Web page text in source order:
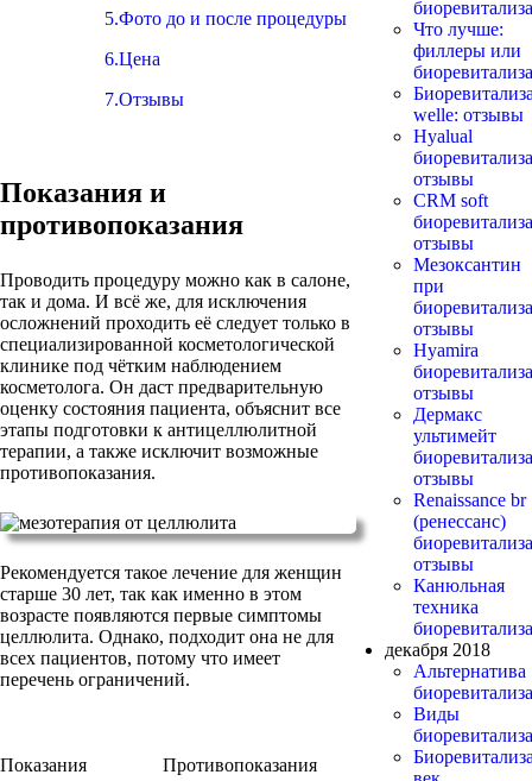
5.Фото до и после процедуры
6.Цена
7.Отзывы
Показания и
противопоказания
Проводить процедуру можно как в салоне,
так и дома. И всё же, для исключения
осложнений проходить её следует только в
специализированной косметологической
клинике под чётким наблюдением
косметолога. Он даст предварительную
оценку состояния пациента, объяснит все
этапы подготовки к антицеллюлитной
терапии, а также исключит возможные
противопоказания.
Рекомендуется такое лечение для женщин
старше 30 лет, так как именно в этом
возрасте появляются первые симптомы
целлюлита. Однако, подходит она не для
всех пациентов, потому что имеет
перечень ограничений.
Показания Противопоказания
Что лучше:
филлеры или
welle: отзывы
Нyalual
отзывы
СRM soft
отзывы
Мезоксантин
при
отзывы
Hyamira
отзывы
Дермакс
ультимейт
отзывы
Renaissance br
(ренессанс)
отзывы
Канюльная
техника
декабря 2018
Альтернатива
Виды